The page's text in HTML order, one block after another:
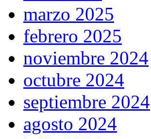
marzo 2025
febrero 2025
noviembre 2024
octubre 2024
septiembre 2024
agosto 2024